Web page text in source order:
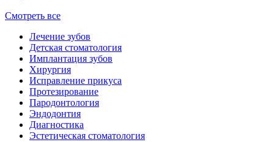
Смотреть все
Лечение зубов
Детская стоматология
Имплантация зубов
Хирургия
Исправление прикуса
Протезирование
Пародонтология
Эндодонтия
Диагностика
Эстетическая стоматология